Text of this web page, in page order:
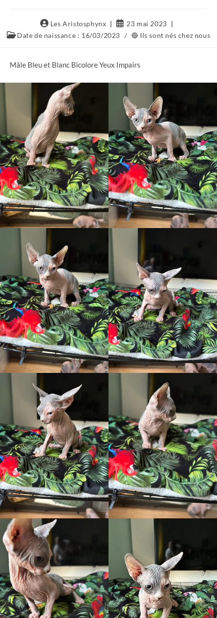
Auteur/autrice
Les Aristosphynx
Publication
publiée :
23 mai 2023
PostDate de naissance : 16/03/2023 / 🔵 Ils sont nés chez nous
Mâle Bleu et Blanc Bicolore Yeux Impairs